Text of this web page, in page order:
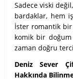
Sadece viski
bardaklar, hem
İster romantik bir
komik bir
zaman doğru
Deniz Sever
Hakkında